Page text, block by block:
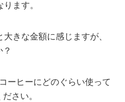
ます。
きな金額に感じますが、
ーヒーにどのぐらい使って
さい。